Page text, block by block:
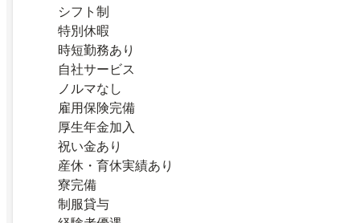
シフト制
特別休暇
時短勤務あり
自社サービス
ノルマなし
雇用保険完備
厚生年金加入
祝い金あり
産休・育休実績あり
寮完備
制服貸与